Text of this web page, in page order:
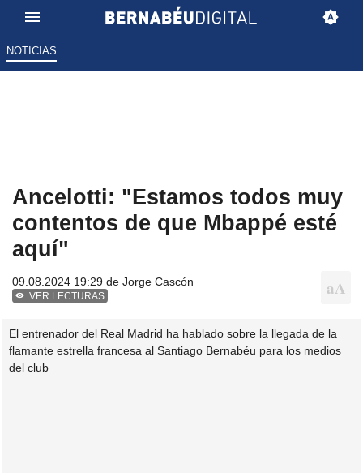
NOTICIAS
Ancelotti: "Estamos todos muy
contentos de que Mbappé esté
aquí"
09.08.2024 19:29 de Jorge Cascón
VER LECTURAS
El entrenador del Real Madrid ha hablado sobre la llegada de la
flamante estrella francesa al Santiago Bernabéu para los medios
del club